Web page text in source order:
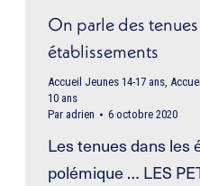
On parle des
établissements
Accueil Jeunes 14-17 ans,
10 ans
Par adrien 6 octobre 2020
Les tenues dans les
polémique … LES